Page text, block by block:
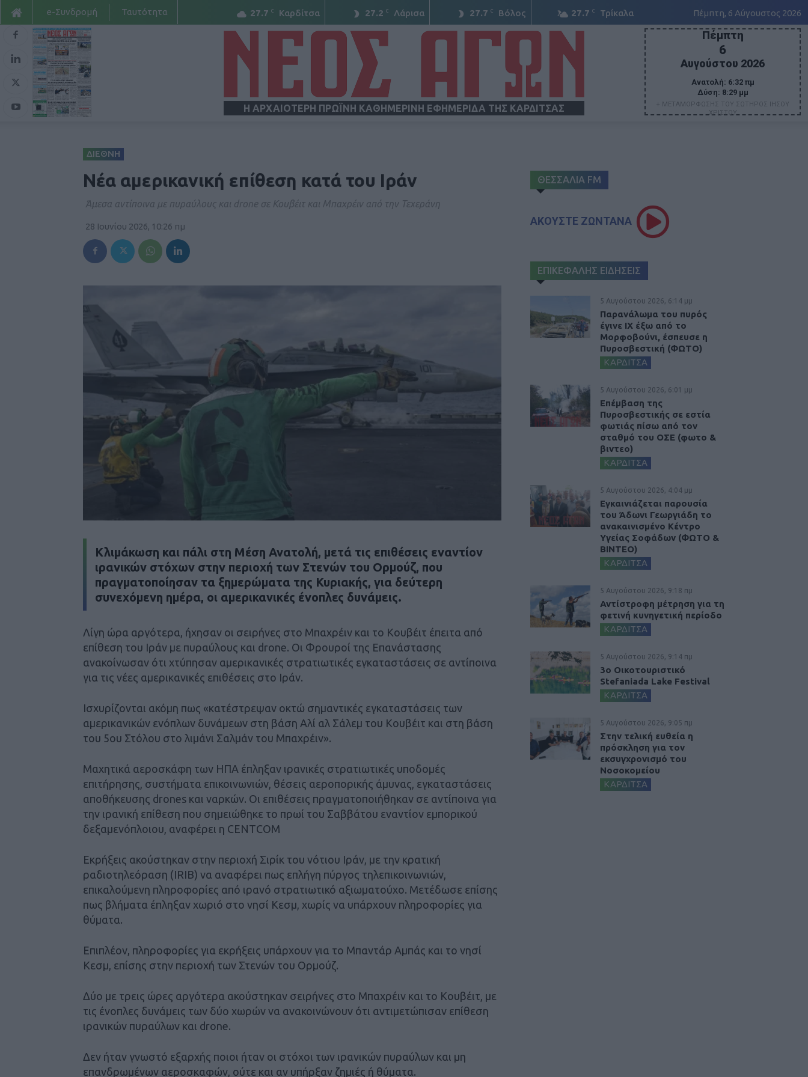
27.7 C Καρδίτσα 27.2 C Λάρισα 27.7 C Βόλος 27.7 C Τρίκαλα Πέμπτη, 6 Αύγουστος 2026
e-Συνδρομή Ταυτότητα
Η ΑΡΧΑΙΟΤΕΡΗ ΠΡΩΪΝΗ ΚΑΘΗΜΕΡΙΝΗ ΕΦΗΜΕΡΙΔΑ ΤΗΣ ΚΑΡΔΙΤΣΑΣ
Πέμπτη
6
Αυγούστου 2026
Ανατολή: 6:32 πμ
Δύση: 8:29 μμ
+ ΜΕΤΑΜΟΡΦΩΣΗΣ ΤΟΥ ΣΩΤΗΡΟΣ ΙΗΣΟΥ
ΧΡΙΣΤΟΥ
ΔΙΕΘΝΗ
Νέα αμερικανική επίθεση κατά του Ιράν
Άμεσα αντίποινα με πυραύλους και drone σε Κουβέιτ και Μπαχρέιν από την Τεχεράνη
28 Ιουνίου 2026, 10:26 πμ
Κλιμάκωση και πάλι στη Μέση Ανατολή, μετά τις επιθέσεις εναντίον
ιρανικών στόχων στην περιοχή των Στενών του Ορμούζ, που
πραγματοποίησαν τα ξημερώματα της Κυριακής, για δεύτερη
συνεχόμενη ημέρα, οι αμερικανικές ένοπλες δυνάμεις.
Λίγη ώρα αργότερα, ήχησαν οι σειρήνες στο Μπαχρέιν και το Κουβέιτ έπειτα από
επίθεση του Ιράν με πυραύλους και drone. Οι Φρουροί της Επανάστασης
ανακοίνωσαν ότι χτύπησαν αμερικανικές στρατιωτικές εγκαταστάσεις σε αντίποινα
για τις νέες αμερικανικές επιθέσεις στο Ιράν.
Ισχυρίζονται ακόμη πως «κατέστρεψαν οκτώ σημαντικές εγκαταστάσεις των
αμερικανικών ενόπλων δυνάμεων στη βάση Αλί αλ Σάλεμ του Κουβέιτ και στη βάση
του 5ου Στόλου στο λιμάνι Σαλμάν του Μπαχρέιν».
Μαχητικά αεροσκάφη των ΗΠΑ έπληξαν ιρανικές στρατιωτικές υποδομές
επιτήρησης, συστήματα επικοινωνιών, θέσεις αεροπορικής άμυνας, εγκαταστάσεις
αποθήκευσης drones και ναρκών. Οι επιθέσεις πραγματοποιήθηκαν σε αντίποινα για
την ιρανική επίθεση που σημειώθηκε το πρωί του Σαββάτου εναντίον εμπορικού
δεξαμενόπλοιου, αναφέρει η CENTCOM
Εκρήξεις ακούστηκαν στην περιοχή Σιρίκ του νότιου Ιράν, με την κρατική
ραδιοτηλεόραση (IRIB) να αναφέρει πως επλήγη πύργος τηλεπικοινωνιών,
επικαλούμενη πληροφορίες από ιρανό στρατιωτικό αξιωματούχο. Μετέδωσε επίσης
πως βλήματα έπληξαν χωριό στο νησί Κεσμ, χωρίς να υπάρχουν πληροφορίες για
θύματα.
Επιπλέον, πληροφορίες για εκρήξεις υπάρχουν για το Μπαντάρ Αμπάς και το νησί
Κεσμ, επίσης στην περιοχή των Στενών του Ορμούζ.
Δύο με τρεις ώρες αργότερα ακούστηκαν σειρήνες στο Μπαχρέιν και το Κουβέιτ, με
τις ένοπλες δυνάμεις των δύο χωρών να ανακοινώνουν ότι αντιμετώπισαν επίθεση
ιρανικών πυραύλων και drone.
Δεν ήταν γνωστό εξαρχής ποιοι ήταν οι στόχοι των ιρανικών πυραύλων και μη
επανδρωμένων αεροσκαφών, ούτε και αν υπήρξαν ζημιές ή θύματα.
ΘΕΣΣΑΛΙΑ FM
ΑΚΟΥΣΤΕ ΖΩΝΤΑΝΑ
ΕΠΙΚΕΦΑΛΗΣ ΕΙΔΗΣΕΙΣ
5 Αυγούστου 2026, 6:14 μμ
Παρανάλωμα του πυρός
έγινε ΙΧ έξω από το
Μορφοβούνι, έσπευσε η
Πυροσβεστική (ΦΩΤΟ)
ΚΑΡΔΙΤΣΑ
5 Αυγούστου 2026, 6:01 μμ
Επέμβαση της
Πυροσβεστικής σε εστία
φωτιάς πίσω από τον
σταθμό του ΟΣΕ (φωτο &
βιντεο)
ΚΑΡΔΙΤΣΑ
5 Αυγούστου 2026, 4:04 μμ
Εγκαινιάζεται παρουσία
του Άδωνι Γεωργιάδη το
ανακαινισμένο Κέντρο
Υγείας Σοφάδων (ΦΩΤΟ &
ΒΙΝΤΕΟ)
ΚΑΡΔΙΤΣΑ
5 Αυγούστου 2026, 9:18 πμ
Αντίστροφη μέτρηση για τη
φετινή κυνηγετική περίοδο
ΚΑΡΔΙΤΣΑ
5 Αυγούστου 2026, 9:14 πμ
3ο Οικοτουριστικό
Stefaniada Lake Festival
ΚΑΡΔΙΤΣΑ
5 Αυγούστου 2026, 9:05 πμ
Στην τελική ευθεία η
πρόσκληση για τον
εκσυγχρονισμό του
Νοσοκομείου
ΚΑΡΔΙΤΣΑ